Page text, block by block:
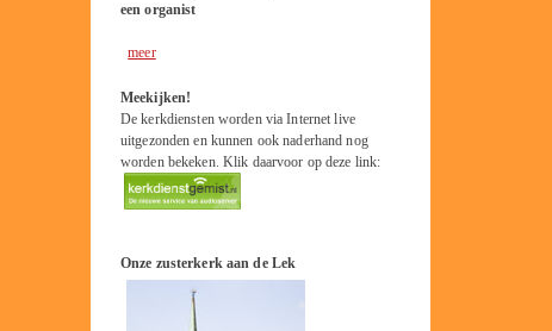
een organist
meer
Meekijken!
De kerkdiensten worden via Internet live
uitgezonden en kunnen ook naderhand nog
worden bekeken. Klik daarvoor op deze link:
Onze zusterkerk aan de Lek